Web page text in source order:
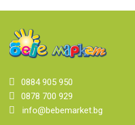
0884 905 950
0878 700 929
info@bebemarket.bg